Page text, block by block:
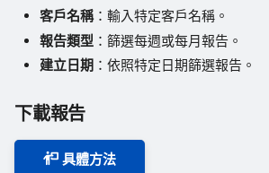
客戶名稱：輸入特定客戶名稱。
報告類型 ：篩選每週或每月報告。
建立日期 ：依照特定日期篩選報告。
下載報告
具體方法